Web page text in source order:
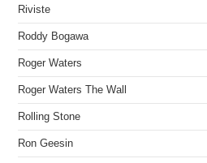
Riviste
Roddy Bogawa
Roger Waters
Roger Waters The Wall
Rolling Stone
Ron Geesin